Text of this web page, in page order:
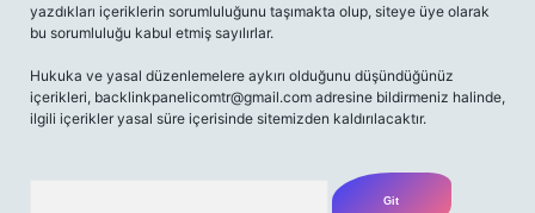
yazdıkları içeriklerin sorumluluğunu taşımakta olup, siteye üye olarak
bu sorumluluğu kabul etmiş sayılırlar.
Hukuka ve yasal düzenlemelere aykırı olduğunu düşündüğünüz
içerikleri, backlinkpanelicomtr@gmail.com adresine bildirmeniz halinde,
ilgili içerikler yasal süre içerisinde sitemizden kaldırılacaktır.